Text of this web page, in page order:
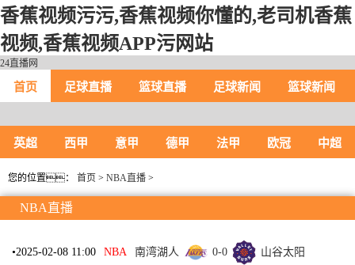
香蕉视频污污,香蕉视频你懂的,老司机香蕉
视频,香蕉视频APP污网站
24直播网
首页 足球直播 篮球直播 足球新闻 篮球新闻
英超 西甲 意甲 德甲 法甲 欧冠 中超
您的位置： 首页 > NBA直播 >
NBA直播
•2025-02-08 11:00 NBA 南湾湖人 0-0
山谷太阳